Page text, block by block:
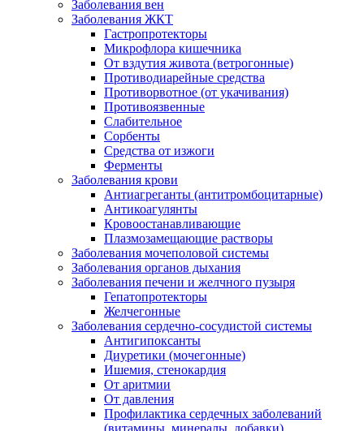
Заболевания вен
Заболевания ЖКТ
Гастропротекторы
Микрофлора кишечника
От вздутия живота (ветрогонные)
Противодиарейные средства
Противорвотное (от укачивания)
Противоязвенные
Слабительное
Сорбенты
Средства от изжоги
Ферменты
Заболевания крови
Антиагреганты (антитромбоцитарные)
Антикоагулянты
Кровоостанавливающие
Плазмозамещающие растворы
Заболевания мочеполовой системы
Заболевания органов дыхания
Заболевания печени и желчного пузыря
Гепатопротекторы
Желчегонные
Заболевания сердечно-сосудистой системы
Антигипоксанты
Диуретики (мочегонные)
Ишемия, стенокардия
От аритмии
От давления
Профилактика сердечных заболеваний
(витамины, минералы, добавки)